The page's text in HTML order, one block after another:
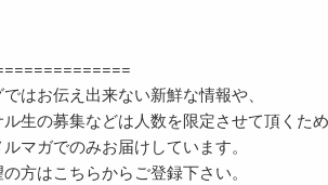
はお伝え出来ない新鮮な情報や、
ル生の募集などは人数を限定させて頂くため
マガでのみお届けしています。
方はこちらからご登録下さい。